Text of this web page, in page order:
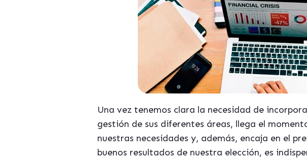
Una vez tenemos clara la necesidad de
gestión de sus diferentes áreas, llega el
nuestras necesidades y, además, encaja en el
buenos resultados de nuestra elección, es